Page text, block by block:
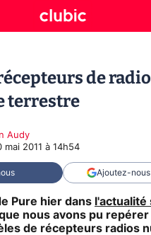
de radio
terrestre
Audy
mai 2011 à 14h54
Ajoutez-
Pure hier dans l'actualité
nous avons pu
de récepteurs radios